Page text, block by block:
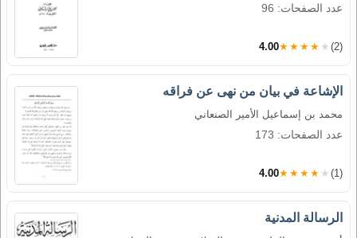
عدد الصفحات: 96
4.00★★★★★ (2)
الإشاعة في بيان من نهى عن فراقه
محمد بن إسماعيل الأمير الصنعاني
عدد الصفحات: 173
4.00★★★★★ (1)
الرسالة المدنية